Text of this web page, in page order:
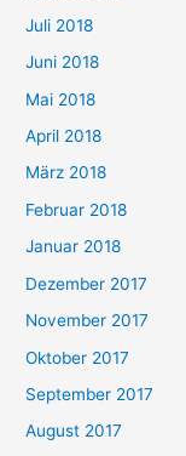
Juli 2018
Juni 2018
Mai 2018
April 2018
März 2018
Februar 2018
Januar 2018
Dezember 2017
November 2017
Oktober 2017
September 2017
August 2017